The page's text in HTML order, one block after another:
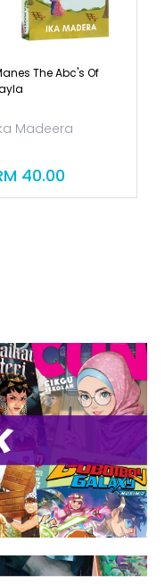
The Abc's Of
Madeera
40.00